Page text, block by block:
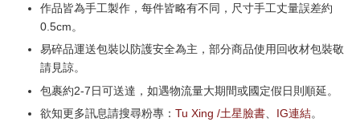
作品皆為手工製作，每件皆略有不同，尺寸手工丈量誤差約
0.5cm。
易碎品運送包裝以防護安全為主，部分商品使用回收材包裝敬
請見諒。
包裹約2-7日可送達，如遇物流量大期間或國定假日則順延。
欲知更多訊息請搜尋粉專： Tu Xing /土星臉書、 IG連結。